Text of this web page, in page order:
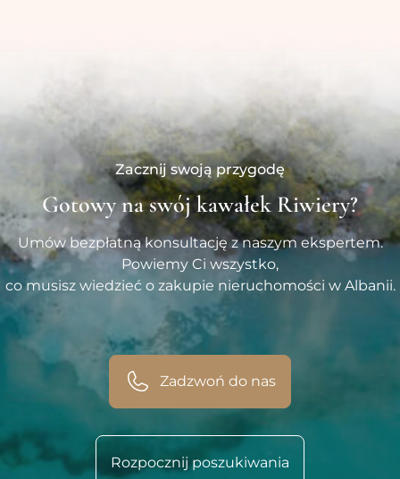
Zacznij swoją przygodę
Gotowy na swój kawałek Riwiery?
Umów bezpłatną konsultację z naszym ekspertem.
Powiemy Ci wszystko,
co musisz wiedzieć o zakupie nieruchomości w Albanii.
Zadzwoń do nas
Rozpocznij poszukiwania